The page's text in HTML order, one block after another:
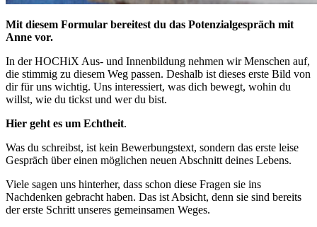
Mit diesem Formular bereitest du das Potenzialgespräch mit
Anne vor.
In der HOCHiX Aus- und Innenbildung nehmen wir Menschen auf,
die stimmig zu diesem Weg passen. Deshalb ist dieses erste Bild von
dir für uns wichtig. Uns interessiert, was dich bewegt, wohin du
willst, wie du tickst und wer du bist.
Hier geht es um Echtheit.
Was du schreibst, ist kein Bewerbungstext, sondern das erste leise
Gespräch über einen möglichen neuen Abschnitt deines Lebens.
Viele sagen uns hinterher, dass schon diese Fragen sie ins
Nachdenken gebracht haben. Das ist Absicht, denn sie sind bereits
der erste Schritt unseres gemeinsamen Weges.